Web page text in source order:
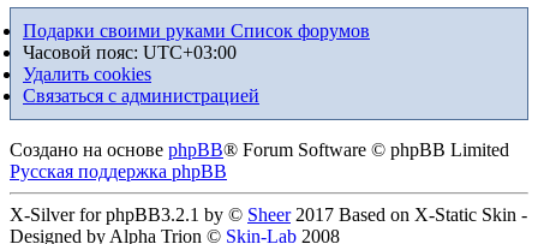
Подарки своими руками Список форумов
Часовой пояс: UTC+03:00
Удалить cookies
Связаться с администрацией
Создано на основе phpBB® Forum Software © phpBB Limited
Русская поддержка phpBB
X-Silver for phpBB3.2.1 by © Sheer2017 Based on X-Static Skin -
Designed by Alpha Trion © Skin-Lab 2008